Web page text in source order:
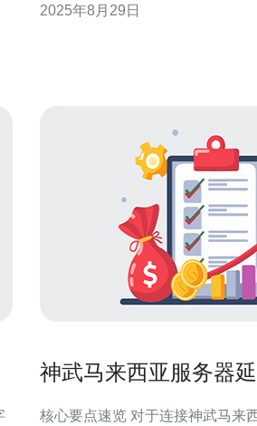
包括设备采购、装修及后期维护费用。 - 选址
2025年8月29日
神武马来西亚服务器
核心要点速览 对于连接神武马来